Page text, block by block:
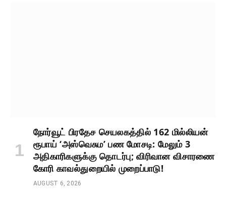
நோர்வூட் பிரதேச செயலகத்தில் 162 மில்லியன்
ரூபாய் ‘அஸ்வெசும’ பண மோசடி: மேலும் 3
அதிகாரிகளுக்கு தொடர்பு; விரிவான விசாரணை
கோரி காவல்துறையில் முறைப்பாடு!
AUGUST 6, 2026